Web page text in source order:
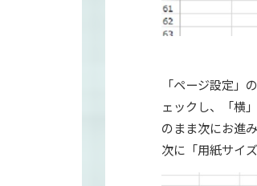
「ページ設定
ェックし、「横
のまま次にお進
次に「用紙サイ